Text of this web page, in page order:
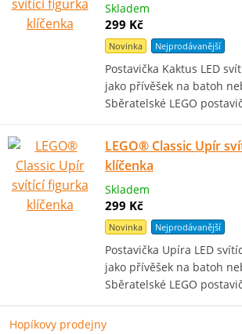
Skladem
299 Kč
Novinka Nejprodávanější
Postavička Kaktus LED
jako přívěšek na batoh
Sběratelské LEGO
LEGO® Classic Upír
klíčenka
Skladem
299 Kč
Novinka Nejprodávanější
Postavička Upíra LED
jako přívěšek na batoh
Sběratelské LEGO
Hopíkovy prodejny